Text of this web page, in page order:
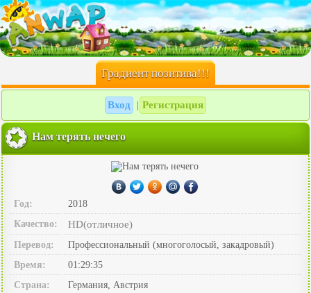
Градиент позитива!!!
Вход Регистрация
Нам терять нечего
Год:
2018
Качество:
HD(отличное)
Перевод:
Профессиональный (многоголосый, закадровый)
Время:
01:29:35
Страна:
Германия, Австрия